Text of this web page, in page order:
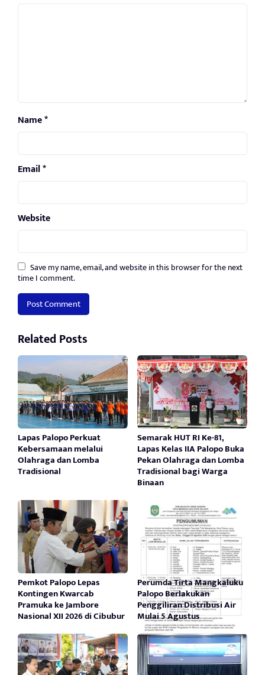
Name*
Email*
Website
Save my name, email, and website in this browser for the next
time I comment.
Related Posts
Lapas Palopo Perkuat
Kebersamaan melalui
Olahraga dan Lomba
Tradisional
Semarak HUT RI Ke-81,
Lapas Kelas IIA Palopo Buka
Pekan Olahraga dan Lomba
Tradisional bagi Warga
Binaan
Pemkot Palopo Lepas
Kontingen Kwarcab
Pramuka ke Jambore
Nasional XII 2026 di Cibubur
Perumda Tirta Mangkaluku
Palopo Berlakukan
Penggiliran Distribusi Air
Mulai 5 Agustus